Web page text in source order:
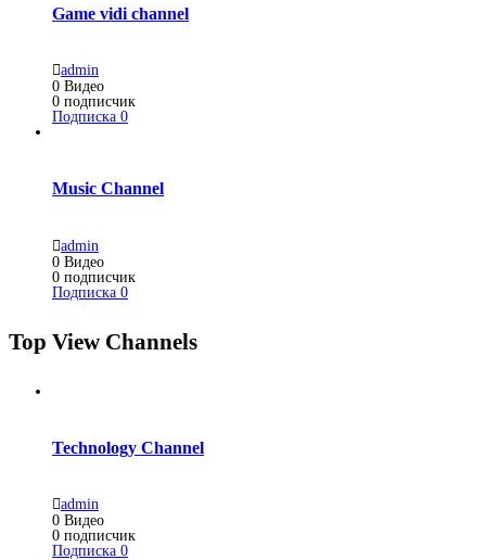
Game vidi channel
admin
0 Видео
0 подписчик
Подписка 0
Music Channel
admin
0 Видео
0 подписчик
Подписка 0
Top View Channels
Technology Channel
admin
0 Видео
0 подписчик
Подписка 0